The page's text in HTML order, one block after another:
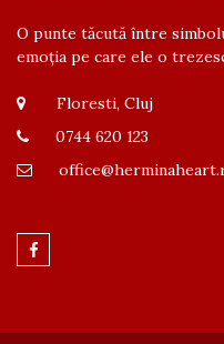
O punte tăcută între
emoția pe care ele o
Floresti, Cluj
0744 620 123